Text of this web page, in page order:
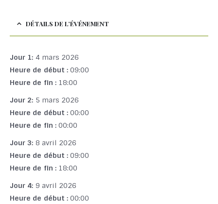
DÉTAILS DE L’ÉVÉNEMENT
Jour 1: 4 mars 2026
Heure de début :09:00
Heure de fin : 18:00
Jour 2: 5 mars 2026
Heure de début :00:00
Heure de fin :00:00
Jour 3: 8 avril 2026
Heure de début :09:00
Heure de fin : 18:00
Jour 4: 9 avril 2026
Heure de début :00:00